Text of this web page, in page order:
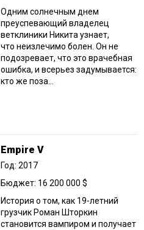
Одним солнечным днем
преуспевающий владелец
ветклиники Никита узнает,
что неизлечимо болен. Он не
подозревает, что это врачебная
ошибка, и всерьез задумывается:
кто же поза...
Empire V
Год: 2017
Бюджет: 16 200 000 $
История о том, как 19-летний
грузчик Роман Шторкин
становится вампиром и получает